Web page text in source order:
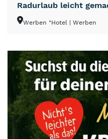
Radurlaub leicht
Werben "Hotel | Werben